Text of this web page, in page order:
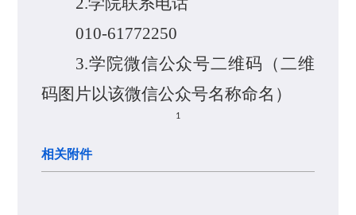
010-61772250
3.学院微信公众号二维码（二维
码图 片以该微信公众号名称命名）
1
相关附件